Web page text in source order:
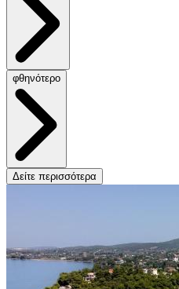
φθηνότερο
Δείτε περισσότερα